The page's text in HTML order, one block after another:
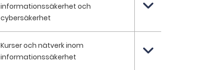
informationssäkerhet och
cybersäkerhet
Kurser och nätverk inom
informationssäkerhet